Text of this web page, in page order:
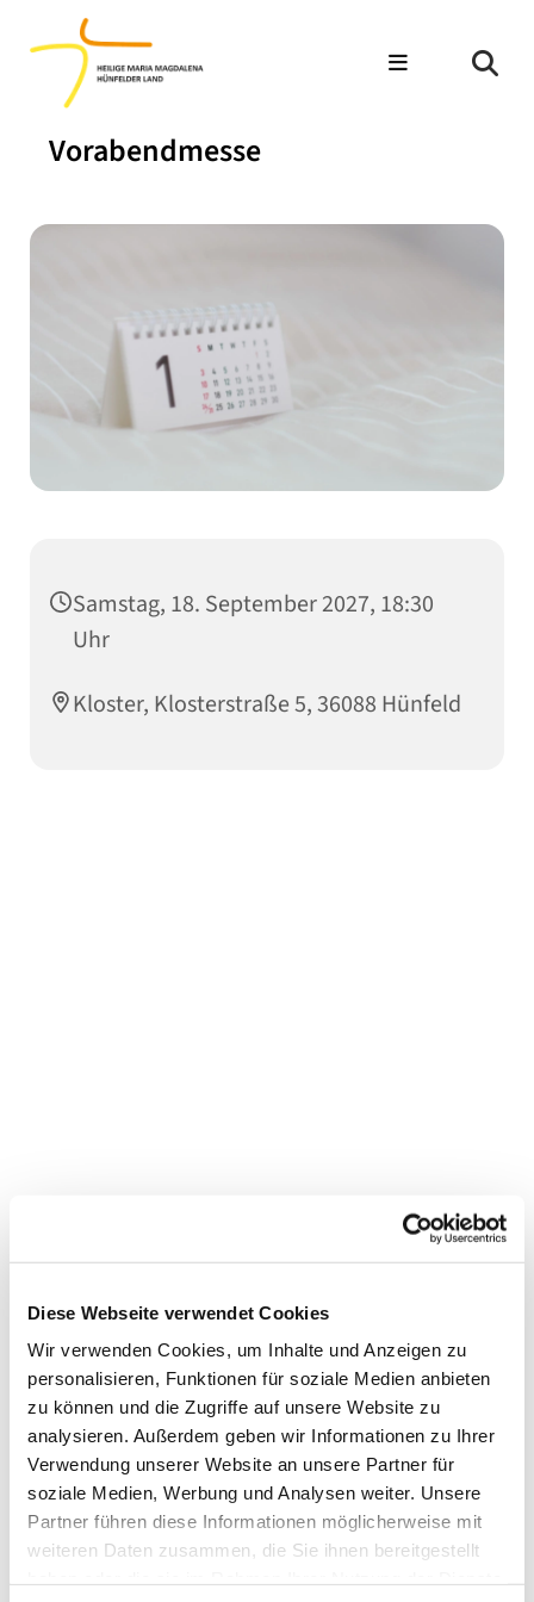
Diese Webseite verwendet Cookies
Wir verwenden Cookies, um Inhalte und Anzeigen zu
personalisieren, Funktionen für soziale Medien anbieten
zu können und die Zugriffe auf unsere Website zu
analysieren. Außerdem geben wir Informationen zu Ihrer
Verwendung unserer Website an unsere Partner für
soziale Medien, Werbung und Analysen weiter. Unsere
Partner führen diese Informationen möglicherweise mit
weiteren Daten zusammen, die Sie ihnen bereitgestellt
Vorabendmesse
Samstag, 18. September 2027, 18:30
Uhr
Kloster, Klosterstraße 5, 36088 Hünfeld
Dies könnte Sie auch
interessieren